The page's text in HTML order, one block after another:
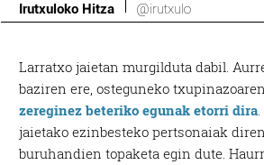
Irutxuloko Hitza @irutxulo
Larratxo jaietan murgilduta dabil.
baziren ere, osteguneko
zereginez beteriko egunak etorri dira
jaietako ezinbesteko pertsonaiak
buruhandien topaketa egin dute.